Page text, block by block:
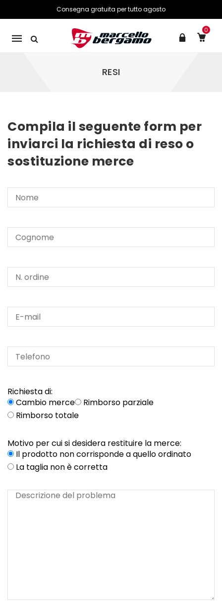
Consegna gratuita per tutto agosto
Mobile
0
RESI
Compila il seguente form per
inviarci la richiesta di reso o
sostituzione merce
Richiesta di:
Cambio merce
Rimborso parziale
Rimborso totale
Motivo per cui si desidera restituire la merce:
Il prodotto non corrisponde a quello ordinato
La taglia non è corretta